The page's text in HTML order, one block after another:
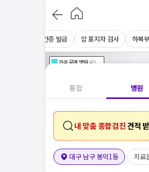
보건증 발급 암 표지자 검사 하복
가격공개 병원AD
통합 병원
내 맞춤 종합검진 견적
대구 남구 봉덕1동 치료